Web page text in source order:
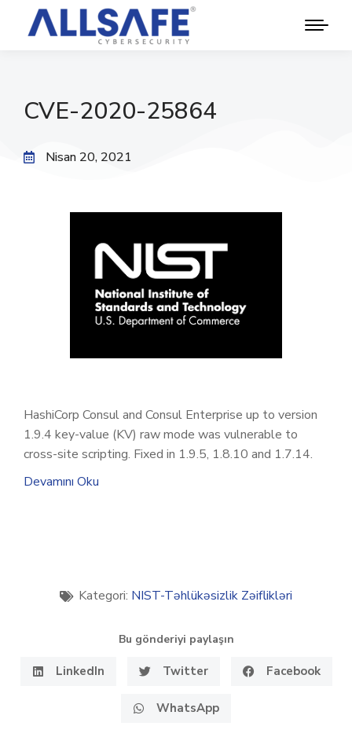
CVE-2020-25864
Nisan 20, 2021
HashiCorp Consul and Consul Enterprise up to version
1.9.4 key-value (KV) raw mode was vulnerable to
cross-site scripting. Fixed in 1.9.5, 1.8.10 and 1.7.14.
Devamını Oku
Kategori: NIST-Təhlükəsizlik Zəiflikləri
Bu gönderiyi paylaşın
LinkedIn Twitter Facebook
WhatsApp